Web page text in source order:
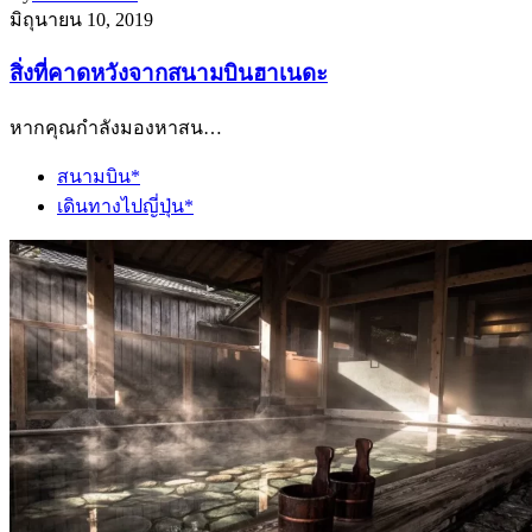
มิถุนายน 10, 2019
สิ่งที่คาดหวังจากสนามบินฮาเนดะ
หากคุณกำลังมองหาสน…
สนามบิน*
เดินทางไปญี่ปุ่น*